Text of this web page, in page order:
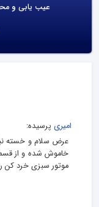
عیب یابی و
امیری پرسیده:
عرض سلام و خسته
خاموش شده و از
موتور سبزی خرد کن